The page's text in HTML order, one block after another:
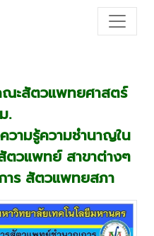
ณะสัตวแพทยศาสตร์
.
ามรู้ความชำนาญใน
ตวแพทย์ สาขาต่างๆ
าร สัตวแพทยสภา